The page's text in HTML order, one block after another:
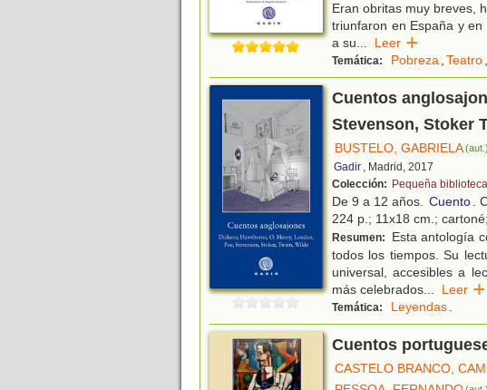
Eran obritas muy breves,
triunfaron en España y
a su... Leer
Temática: Pobreza,Teatro,
Cuentos
Stevenson, Stoker
BUSTELO, GABRIELA(aut.)
Gadir , Madrid, 2017
Colección: Pequeña
De 9 a 12 años. Cuento.
224 p.; 11x18 cm.;
Resumen:
Esta antología
todos los tiempos. Su
universal, accesibles a
más celebrados... Leer
Temática: Leyendas.
Cuentos
CASTELO BRANCO,